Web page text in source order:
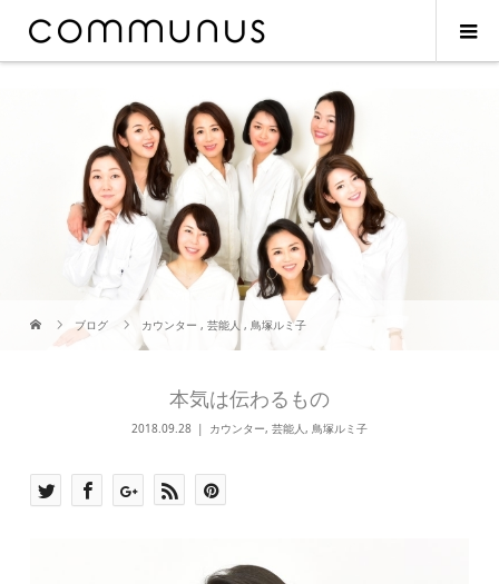
ブログ カウンター ,芸能人 ,鳥塚ルミ子
本気は伝わるもの
2018.09.28 カウンター, 芸能人 , 鳥塚ルミ子